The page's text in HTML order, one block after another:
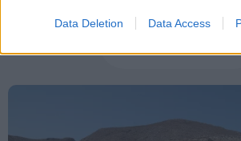
Data Deletion Data Access